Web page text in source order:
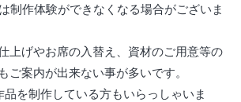
制作体験ができなくなる場合がございま
上げやお席の入替え、資材のご用意等の
ご案内が出来ない事が多いです。
を制作している方もいらっしゃいま